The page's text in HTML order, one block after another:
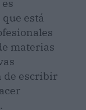
está
materias
de escribir